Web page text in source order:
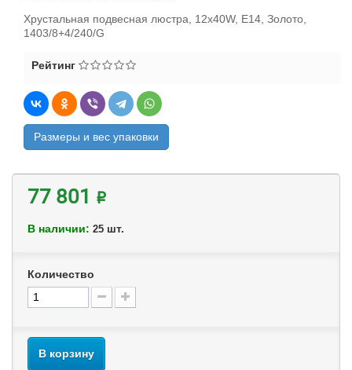
Хрустальная подвесная люстра, 12x40W, E14, Золото,
1403/8+4/240/G
Рейтинг
Размеры и вес упаковки
77 801 ₽
В наличии: 25 шт.
Количество
В корзину